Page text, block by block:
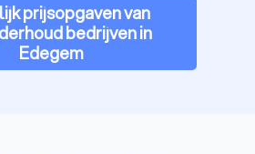
prijsopgaven van
bedrijven in
Edegem